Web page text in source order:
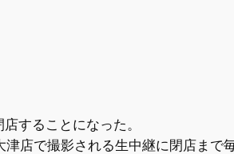
することになった。
店で撮影される生中継に閉店まで